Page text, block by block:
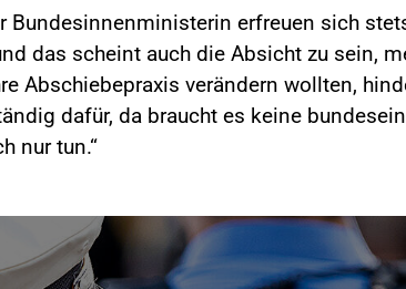
Bundesinnenministerin erfreuen sich
das scheint auch die Absicht zu sein,
Abschiebepraxis verändern wollten,
dafür, da braucht es keine
nur tun.“